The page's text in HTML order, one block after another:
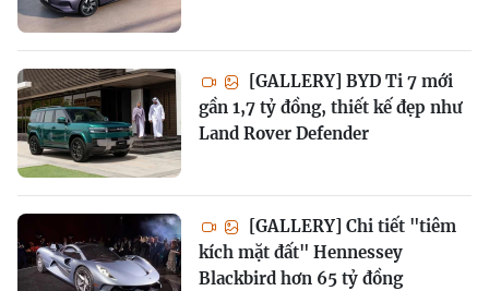
[GALLERY] BYD Ti 7 mới
gần 1,7 tỷ đồng, thiết kế đẹp như
Land Rover Defender
[GALLERY] Chi tiết "tiêm
kích mặt đất" Hennessey
Blackbird hơn 65 tỷ đồng